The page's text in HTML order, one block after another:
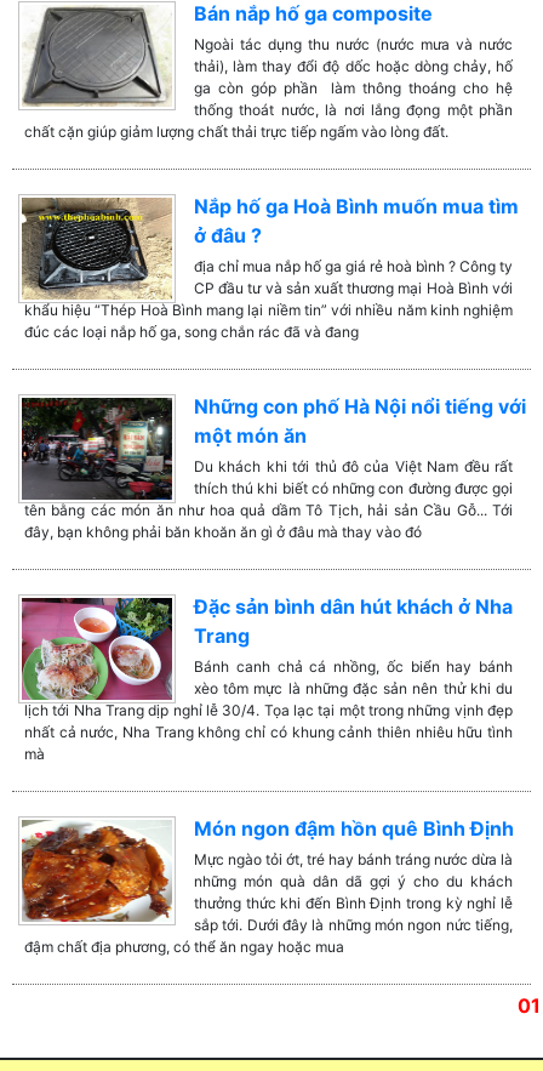
Bán nắp hố ga composite
Ngoài tác dụng thu nước (nước mưa và nước
thải), làm thay đổi độ dốc hoặc dòng chảy, hố
ga còn góp phần làm thông thoáng cho hệ
thống thoát nước, là nơi lắng đọng một phần
chất cặn giúp giảm lượng chất thải trực tiếp ngấm vào lòng đất.
Nắp hố ga Hoà Bình muốn mua tìm
ở đâu ?
địa chỉ mua nắp hố ga giá rẻ hoà bình ? Công ty
CP đầu tư và sản xuất thương mại Hoà Bình với
khẩu hiệu “Thép Hoà Bình mang lại niềm tin” với nhiều năm kinh nghiệm
đúc các loại nắp hố ga, song chắn rác đã và đang
Những con phố Hà Nội nổi tiếng với
một món ăn
Du khách khi tới thủ đô của Việt Nam đều rất
thích thú khi biết có những con đường được gọi
tên bằng các món ăn như hoa quả dầm Tô Tịch, hải sản Cầu Gỗ... Tới
đây, bạn không phải băn khoăn ăn gì ở đâu mà thay vào đó
Đặc sản bình dân hút khách ở Nha
Trang
Bánh canh chả cá nhồng, ốc biển hay bánh
xèo tôm mực là những đặc sản nên thử khi du
lịch tới Nha Trang dịp nghỉ lễ 30/4. Tọa lạc tại một trong những vịnh đẹp
nhất cả nước, Nha Trang không chỉ có khung cảnh thiên nhiêu hữu tình
mà
Món ngon đậm hồn quê Bình Định
Mực ngào tỏi ớt, tré hay bánh tráng nước dừa là
những món quà dân dã gợi ý cho du khách
thưởng thức khi đến Bình Định trong kỳ nghỉ lễ
sắp tới. Dưới đây là những món ngon nức tiếng,
đậm chất địa phương, có thể ăn ngay hoặc mua
01